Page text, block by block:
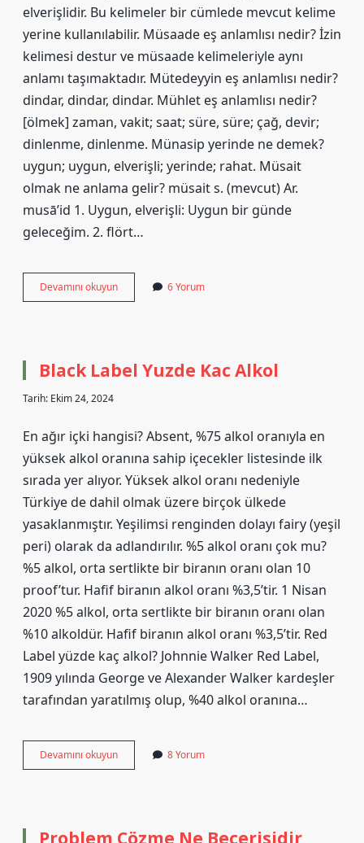
elverişlidir. Bu kelimeler bir cümlede mevcut kelime
yerine kullanılabilir. Müsaade eş anlamlısı nedir? İzin
kelimesi destur ve müsaade kelimeleriyle aynı
anlamı taşımaktadır. Mütedeyyin eş anlamlısı nedir?
dindar, dindar, dindar. Mühlet eş anlamlısı nedir?
[ölmek] zaman, vakit; saat; süre, süre; çağ, devir;
dinlenme, dinlenme. Münasip yerinde ne demek?
uygun; uygun, elverişli; yerinde; rahat. Müsait
olmak ne anlama gelir? müsait s. (mevcut) Ar.
musā’id 1. Uygun, elverişli: Uygun bir günde
geleceğim. 2. flört…
Devamını okuyunMüsaitsin
Eş
6 Yorum
Black Label Yuzde Kac Alkol
Tarih: Ekim 24, 2024
En ağır içki hangisi? Absent, %75 alkol oranıyla en
yüksek alkol oranına sahip içecekler listesinde ilk
sırada yer alıyor. Yüksek alkol oranı nedeniyle
Türkiye de dahil olmak üzere birçok ülkede
yasaklanmıştır. Yeşilimsi renginden dolayı fairy (yeşil
peri) olarak da adlandırılır. %5 alkol oranı çok mu?
%5 alkol, orta sertlikte bir biranın oranı olan 10
proof’tur. Hafif biranın alkol oranı %3,5’tir. 1 Nisan
2020 %5 alkol, orta sertlikte bir biranın oranı olan
%10 alkoldür. Hafif biranın alkol oranı %3,5’tir. Red
Label yüzde kaç alkol? Johnnie Walker Red Label,
1909 yılında George ve Alexander Walker kardeşler
tarafından yaratılmış olup, %40 alkol oranına…
Devamını okuyunBlack
Label
8 Yorum
Problem Çözme Ne Becerisidir